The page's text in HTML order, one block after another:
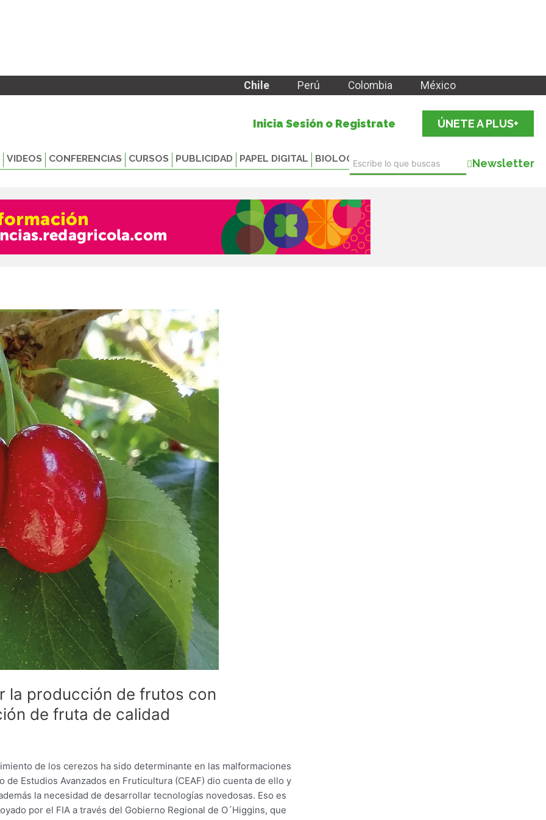
Chile Perú Colombia México
Inicia Sesión o Registrate ÚNETE A PLUS+
VIDEOS CONFERENCIAS CURSOS PUBLICIDAD PAPEL DIGITAL BIOLOGICALS Newsletter
la producción de frutos con
de fruta de calidad
de los cerezos ha sido determinante en las malformaciones
Estudios Avanzados en Fruticultura (CEAF) dio cuenta de ello y
la necesidad de desarrollar tecnologías novedosas. Eso es
por el FIA a través del Gobierno Regional de O´Higgins, que